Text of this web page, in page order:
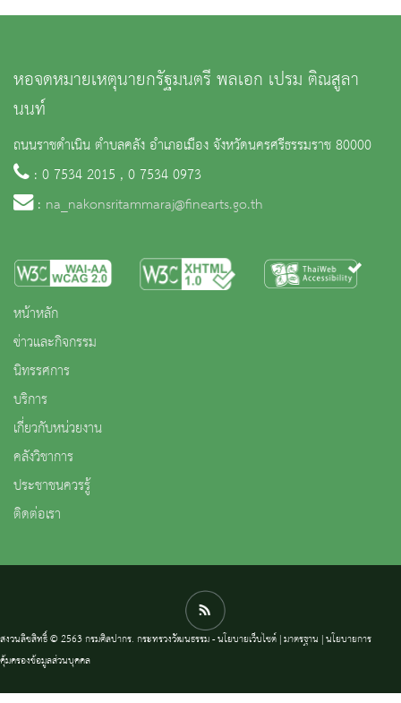
หอจดหมายเหตุนายกรัฐมนตรี พลเอก เปรม ติณสูลา
นนท์
ถนนราชดำเนิน ตำบลคลัง อำเภอเมือง จังหวัดนครศรีธรรมราช 80000
: 0 7534 2015 , 0 7534 0973
: na_nakonsritammaraj@finearts.go.th
หน้าหลัก
ข่าวและกิจกรรม
นิทรรศการ
บริการ
เกี่ยวกับหน่วยงาน
คลังวิชาการ
ประชาชนควรรู้
ติดต่อเรา
สงวนลิขสิทธิ์ © 2563 กรมศิลปากร. กระทรวงวัฒนธรรม -นโยบายเว็บไซต์|มาตรฐาน |นโยบายการ
คุ้มครองข้อมูลส่วนบุคคล